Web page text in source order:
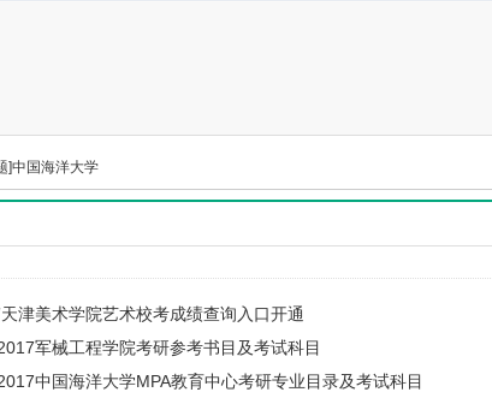
]中国海洋大学
津美术学院艺术校考成绩查询入口开通
军械工程学院考研参考书目及考试科目
中国海洋大学MPA教育中心考研专业目录及考试科目